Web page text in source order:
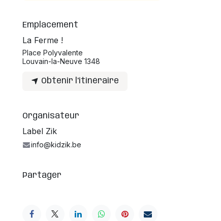
Emplacement
La Ferme !
Place Polyvalente
Louvain-la-Neuve 1348
Obtenir l'itinéraire
Organisateur
Label Zik
info@kidzik.be
Partager